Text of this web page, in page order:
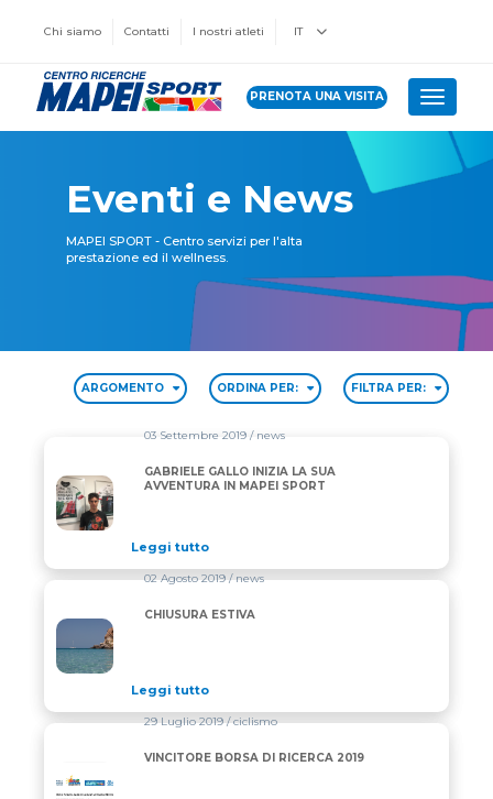
Chi siamo Contatti I nostri atleti IT
PRENOTA UNA VISITA Toggle
Eventi e News
MAPEI SPORT - Centro servizi per l'alta
prestazione ed il wellness.
ARGOMENTO ORDINA PER: FILTRA PER:
GABRIELE GALLO INIZIA LA SUA AVVENTURA IN
03 Settembre 2019/ news
GABRIELE GALLO INIZIA LA SUA
AVVENTURA IN MAPEI SPORT
Leggi tutto
CHIUSURA ESTIVA
02 Agosto 2019/ news
CHIUSURA ESTIVA
Leggi tutto
VINCITORE BORSA DI RICERCA 2019
29 Luglio 2019/ ciclismo
VINCITORE BORSA DI RICERCA 2019